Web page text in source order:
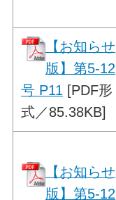
【お知らせ
版】第5-12
号 P11 [PDF形
式／85.38KB]
【お知らせ
版】第5-12